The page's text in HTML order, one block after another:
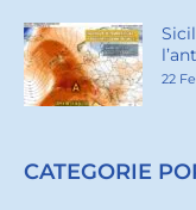
22
CATEGORIE